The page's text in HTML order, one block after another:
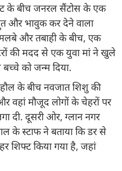
के बीच जनरल सैंटोस के एक
और भावुक कर देने वाला
और तबाही के बीच, एक
की मदद से एक युवा मां ने खुले
को जन्म दिया.
के बीच नवजात शिशु की
वहां मौजूद लोगों के चेहरों पर
दी. दूसरी ओर, ग्लान नगर
के स्टाफ ने बताया कि डर से
शिफ्ट किया गया है, जहां